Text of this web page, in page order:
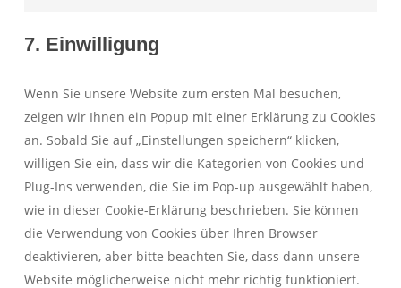
7. Einwilligung
Wenn Sie unsere Website zum ersten Mal besuchen,
zeigen wir Ihnen ein Popup mit einer Erklärung zu Cookies
an. Sobald Sie auf „Einstellungen speichern“ klicken,
willigen Sie ein, dass wir die Kategorien von Cookies und
Plug-Ins verwenden, die Sie im Pop-up ausgewählt haben,
wie in dieser Cookie-Erklärung beschrieben. Sie können
die Verwendung von Cookies über Ihren Browser
deaktivieren, aber bitte beachten Sie, dass dann unsere
Website möglicherweise nicht mehr richtig funktioniert.